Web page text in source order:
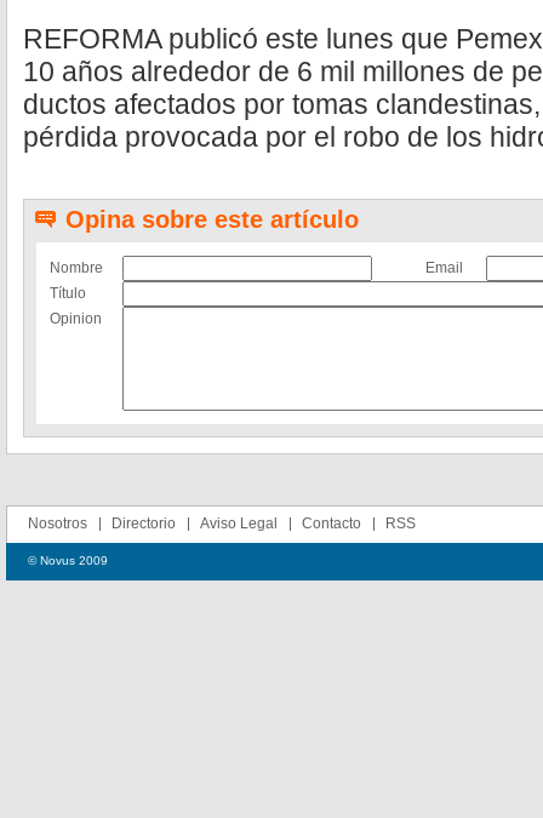
REFORMA publicó este lunes que
10 años alrededor de 6 mil millones de
ductos afectados por tomas
pérdida provocada por el robo de los
Opina sobre este artículo
Nombre
Email
Título
Opinion
Nosotros Directorio Aviso Legal Contacto RSS
© Novus 2009